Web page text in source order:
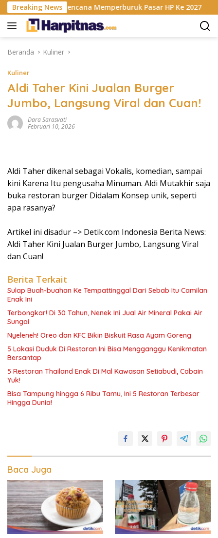
Langsung
ke
konten
Breaking News
RAM Berencana Memperburuk Pasar HP Ke 2027
Beranda Kuliner
Kuliner
Aldi Taher Kini Jualan Burger
Jumbo, Langsung Viral dan Cuan!
Dara Sarasvati
Februari 10, 2026
Aldi Taher dikenal sebagai Vokalis, komedian, sampai
kini Karena Itu pengusaha Minuman. Aldi Mutakhir saja
buka restoran burger Didalam Konsep unik, seperti
apa rasanya?
Artikel ini disadur –> Detik.com Indonesia Berita News:
Aldi Taher Kini Jualan Burger Jumbo, Langsung Viral
dan Cuan!
Berita Terkait
Sulap Buah-buahan Ke Tempattinggal Dari Sebab Itu Camilan
Enak Ini
Terbongkar! Di 30 Tahun, Nenek Ini Jual Air Mineral Pakai Air
Sungai
Nyeleneh! Oreo dan KFC Bikin Biskuit Rasa Ayam Goreng
5 Lokasi Duduk Di Restoran Ini Bisa Mengganggu Kenikmatan
Bersantap
5 Restoran Thailand Enak Di Mal Kawasan Setiabudi, Cobain
Yuk!
Bisa Tampung hingga 6 Ribu Tamu, Ini 5 Restoran Terbesar
Hingga Dunia!
Baca Juga